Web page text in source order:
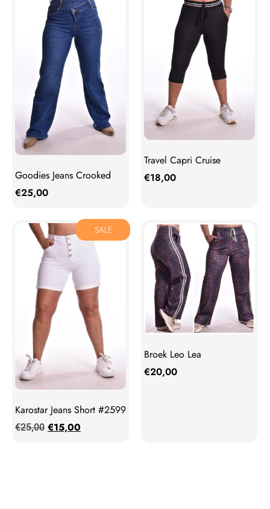
Goodies Jeans Crooked
€25,00
Travel Capri Cruise
€18,00
SALE
Karostar Jeans Short #2599
€25,00 €15,00
Broek Leo Lea
€20,00